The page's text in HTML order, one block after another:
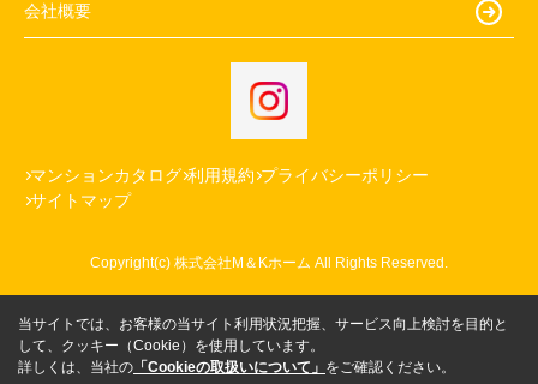
会社概要
マンションカタログ 利用規約 プライバシーポリシー
サイトマップ
Copyright(c) 株式会社M＆Kホーム All Rights Reserved.
当サイトでは、お客様の当サイト利用状況把握、サービス向上検討を目的と
して、クッキー（Cookie）を使用しています。
詳しくは、当社の 「Cookieの取扱いについて」 をご確認ください。